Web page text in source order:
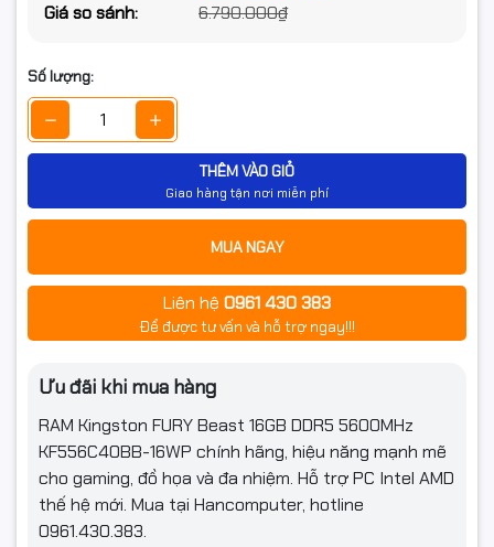
Giá so sánh: 6.790.000₫
Số lượng:
THÊM VÀO GIỎ
Giao hàng tận nơi miễn phí
MUA NGAY
Liên hệ 0961 430 383
Để được tư vấn và hỗ trợ ngay!!!
Ưu đãi khi mua hàng
RAM Kingston FURY Beast 16GB DDR5 5600MHz
KF556C40BB-16WP chính hãng, hiệu năng mạnh mẽ
cho gaming, đồ họa và đa nhiệm. Hỗ trợ PC Intel AMD
thế hệ mới. Mua tại Hancomputer, hotline
0961.430.383.